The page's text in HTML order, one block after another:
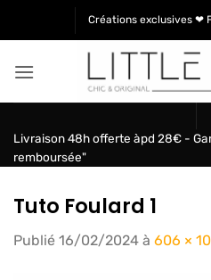
Créations exclusives ❤
Livraison 48h offerte àpd 28€ -
remboursée"
Tuto Foulard 1
Publié 16/02/2024 à 606 ×